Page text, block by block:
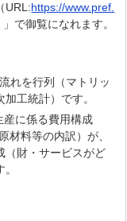
URL:https://www.pref.
」で御覧になれます。
を行列（マトリッ
工統計）です。
に係る費用構成
材料等の内訳）が、
（財・サービスがど